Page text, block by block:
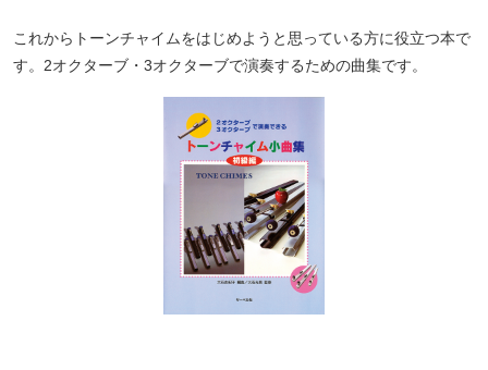
これからトーンチャイムをはじめようと思っている方に役立つ本で
す。2オクターブ・3オクターブで演奏するための曲集です。